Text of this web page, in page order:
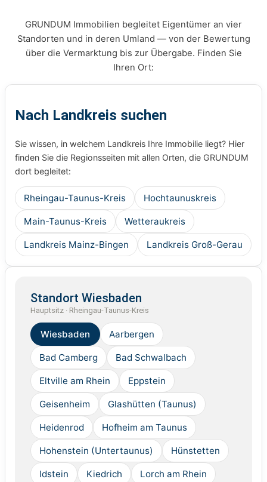
GRUNDUM Immobilien begleitet Eigentümer an vier
Standorten und in deren Umland — von der Bewertung
über die Vermarktung bis zur Übergabe. Finden Sie
Ihren Ort:
Nach Landkreis suchen
Sie wissen, in welchem Landkreis Ihre Immobilie liegt? Hier
finden Sie die Regionsseiten mit allen Orten, die GRUNDUM
dort begleitet:
Rheingau-Taunus-Kreis Hochtaunuskreis
Main-Taunus-Kreis Wetteraukreis
Landkreis Mainz-Bingen Landkreis Groß-Gerau
Standort Wiesbaden
Hauptsitz · Rheingau-Taunus-Kreis
Wiesbaden Aarbergen
Bad Camberg Bad Schwalbach
Eltville am Rhein Eppstein
Geisenheim Glashütten (Taunus)
Heidenrod Hofheim am Taunus
Hohenstein (Untertaunus) Hünstetten
Idstein Kiedrich Lorch am Rhein